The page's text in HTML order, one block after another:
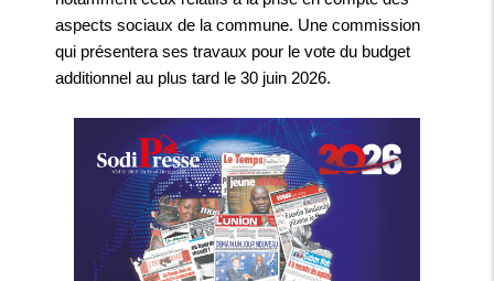
aspects sociaux de la commune. Une commission
qui présentera ses travaux pour le vote du budget
additionnel au plus tard le 30 juin 2026.